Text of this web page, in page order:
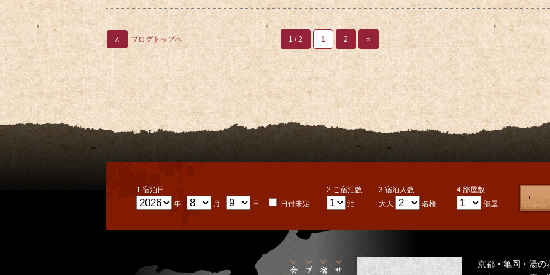
1 / 2 1 2 »
∧ ブログトップへ
1.宿泊日
年
月 日 日付未定
2.ご宿泊数
泊
3.宿泊人数
大人
名様
4.部屋数
部屋
京都・亀岡・湯の